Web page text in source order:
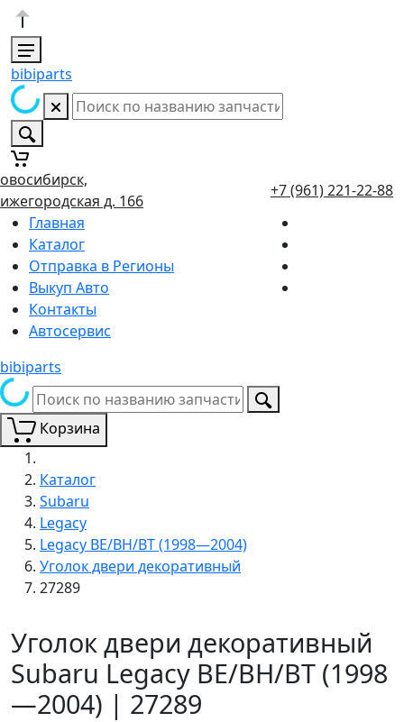
bibiparts
д. 166
+7 (961) 221-22-88
Главная
Каталог
Отправка в Регионы
Выкуп Авто
Контакты
Автосервис
bibiparts
Корзина
Каталог
Subaru
Legacy
Legacy BE/BH/BT (1998—2004)
Уголок двери декоративный
27289
Уголок двери декоративный
Subaru Legacy BE/BH/BT (1998
—2004) | 27289